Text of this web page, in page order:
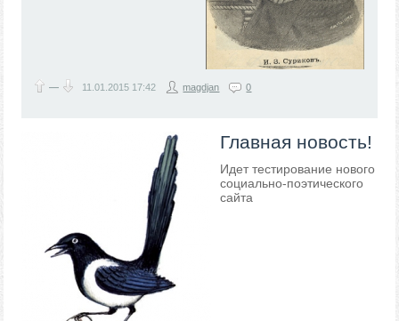
— 11.01.2015 17:42 magdjan 0
Главная новость!
Идет тестирование нового
социально-поэтического
сайта